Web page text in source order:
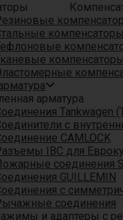
компенсаторы
компенсаторы
Tankwagen
с
CAMLOCK
IBC для
соединения
GUILLEMIN
с
соединения
и адаптеры с